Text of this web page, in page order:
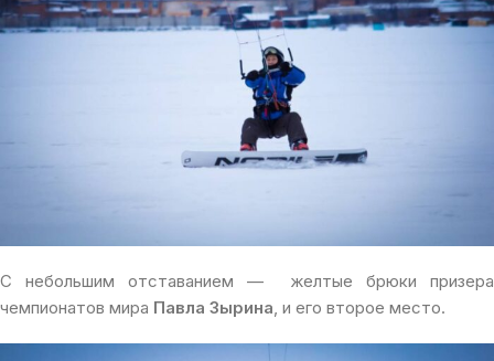
С небольшим отставанием — желтые брюки призера
чемпионатов мира Павла Зырина , и его второе место.